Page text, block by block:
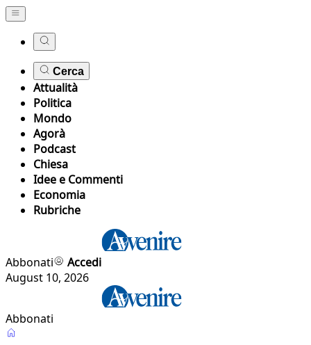
Cerca
Attualità
Politica
Mondo
Agorà
Podcast
Chiesa
Idee e Commenti
Economia
Rubriche
Abbonati
Accedi
August 10, 2026
Abbonati